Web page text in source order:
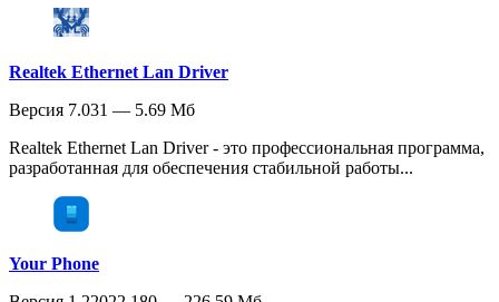
Realtek Ethernet Lan Driver
Версия 7.031 — 5.69 Мб
Realtek Ethernet Lan Driver - это профессиональная программа,
разработанная для обеспечения стабильной работы...
Your Phone